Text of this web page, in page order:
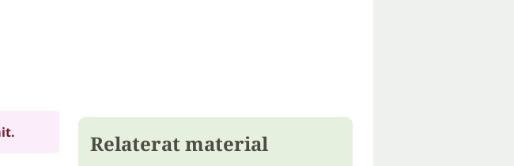
Relaterat material